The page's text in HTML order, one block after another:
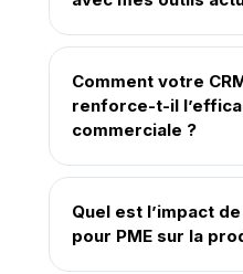
Comment votre
renforce-t-il
commerciale ?
Quel est l’impact
pour PME sur la